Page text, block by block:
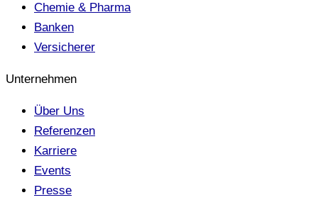
Chemie & Pharma
Banken
Versicherer
Unternehmen
Über Uns
Referenzen
Karriere
Events
Presse